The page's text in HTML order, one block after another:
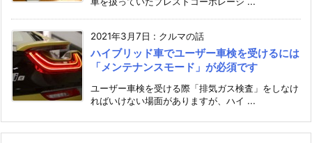
2021年3月7日 : クルマの話
ハイブリッド車でユーザー車検を受けるには
「メンテナンスモード」が必須です
ユーザー車検を受ける際「排気ガス検査」をしなけ
ればいけない場面がありますが、ハイ ...